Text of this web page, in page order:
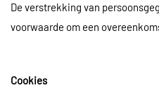
De verstrekking van
voorwaarde om een
Cookies